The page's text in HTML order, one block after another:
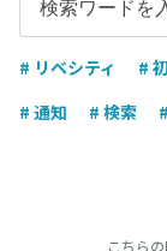
# リベシティ #
# 通知
# 検索
こちら